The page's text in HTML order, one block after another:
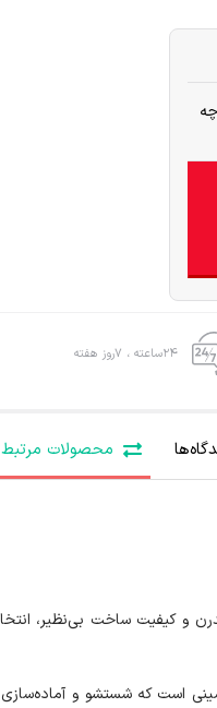
۲۴ساعته ، ۷روز هفته
محصولات مرتبط